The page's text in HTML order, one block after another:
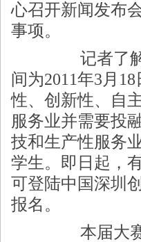
心召开新闻发布
事项。
记者了解到
间为2011年3月
性、创新性、自
服务业并需要投
技和生产性服务
学生。即日起，
可登陆中国深圳
报名。
本届大赛由